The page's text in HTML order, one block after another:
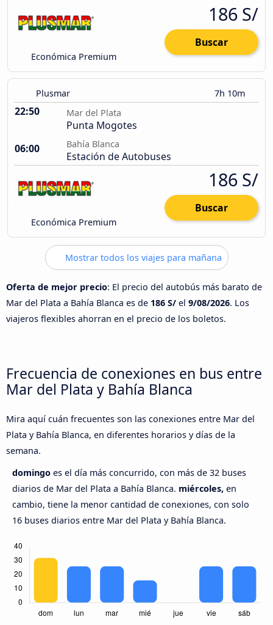
Económica Premium
186 S/
Buscar
Plusmar 7h 10m
22:50 Mar del Plata
Punta Mogotes
06:00
Bahía Blanca
Estación de Autobuses
Económica Premium
186 S/
Buscar
Mostrar todos los viajes para mañana
Oferta de mejor precio: El precio del autobús más barato de
Mar del Plata a Bahía Blanca es de 186 S/ el 9/08/2026. Los
viajeros flexibles ahorran en el precio de los boletos.
Frecuencia de conexiones en bus entre
Mar del Plata y Bahía Blanca
Mira aquí cuán frecuentes son las conexiones entre Mar del
Plata y Bahía Blanca, en diferentes horarios y días de la
semana.
domingo es el día más concurrido, con más de 32 buses
diarios de Mar del Plata a Bahía Blanca. miércoles, en
cambio, tiene la menor cantidad de conexiones, con solo
16 buses diarios entre Mar del Plata y Bahía Blanca.